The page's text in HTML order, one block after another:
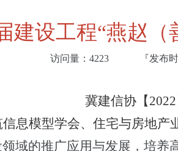
建设工程“燕赵
访问量： 4223 『发布
冀建信协【
息模型学会、住宅与房地产
域的推广应用与发展，培养